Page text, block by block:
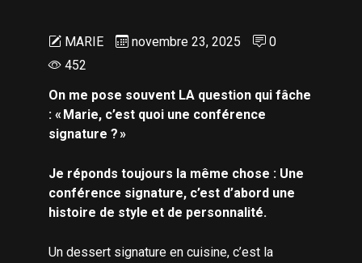
MARIE novembre 23, 2025
0
452
On me pose souvent LA question qui fâche
: « Marie, c’est quoi une conférence
signature ? »
Je réponds toujours la même chose : Une
conférence signature, c’est d’abord une
histoire de style et de personnalité.
Un dessert signature en cuisine, c’est la